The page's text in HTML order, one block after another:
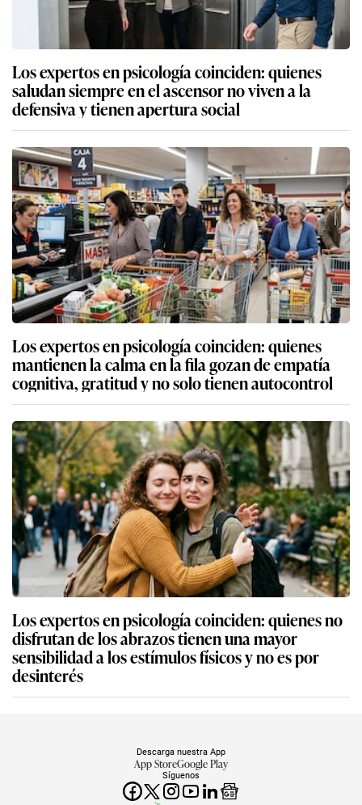
Los expertos en psicología coinciden: quienes
saludan siempre en el ascensor no viven a la
defensiva y tienen apertura social
Los expertos en psicología coinciden: quienes
mantienen la calma en la fila gozan de empatía
cognitiva, gratitud y no solo tienen autocontrol
Los expertos en psicología coinciden: quienes no
disfrutan de los abrazos tienen una mayor
sensibilidad a los estímulos físicos y no es por
desinterés
Síguenos
Descarga nuestra App
App StoreGoogle Play